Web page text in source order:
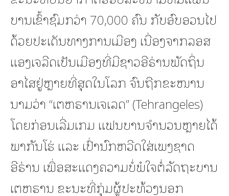
ບານເຂົ້າຊົມກວ່າ 70,000 ຄົນ ກັບອົບອວນໄປ
ດ້ວຍປະເດັນທາງການເມືອງ ເນື່ອງຈາກລອສ
ແອງເຈລີດເປັນເມືອງທີ່ມີຊາວອີຣ່ານພັດຖິ່ນ
ອາໄສຢູ່ຫຼາຍທີ່ສຸດໃນໂລກ ຈົນຖືກຂະໜານ
ນາມວ່າ “ເຕຫຣານເຈເລດ” (Tehrangeles)
ໂດຍກ່ອນເລີ່ມເກມ ແຟນບານຈຳນວນຫຼາຍໄດ້
ພາກັນໂຮ່ ແລະ ເປົ່ານົກຫວີດໃສ່ເພງຊາດ
ອີຣ່ານ ເພື່ອສະແດງຄວາມບໍ່ພໍໃຈຕໍ່ລັດຖະບານ
ເຕຫຣານ ຂະນະທີ່ກຸ່ມຜູ້ປະທ້ວງນອກ